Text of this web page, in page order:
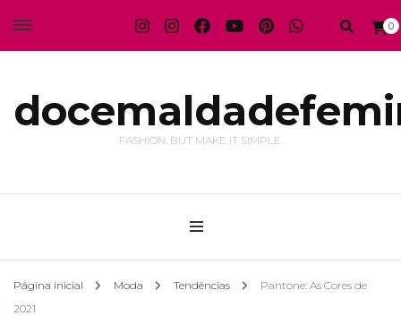
0
FASHION. BUT MAKE IT SIMPLE.
Página inicial Moda Tendências
Pantone: As Cores de
2021